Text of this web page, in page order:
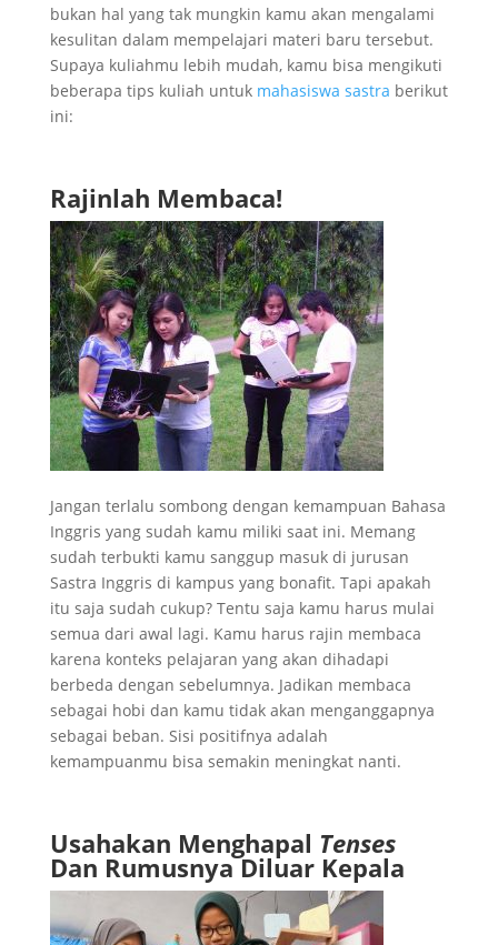
bukan hal yang tak mungkin kamu akan mengalami
kesulitan dalam mempelajari materi baru tersebut.
Supaya kuliahmu lebih mudah, kamu bisa mengikuti
beberapa tips kuliah untuk mahasiswa sastra berikut
ini:
Rajinlah Membaca!
Jangan terlalu sombong dengan kemampuan Bahasa
Inggris yang sudah kamu miliki saat ini. Memang
sudah terbukti kamu sanggup masuk di jurusan
Sastra Inggris di kampus yang bonafit. Tapi apakah
itu saja sudah cukup? Tentu saja kamu harus mulai
semua dari awal lagi. Kamu harus rajin membaca
karena konteks pelajaran yang akan dihadapi
berbeda dengan sebelumnya. Jadikan membaca
sebagai hobi dan kamu tidak akan menganggapnya
sebagai beban. Sisi positifnya adalah
kemampuanmu bisa semakin meningkat nanti.
Usahakan Menghapal Tenses
Dan Rumusnya Diluar Kepala